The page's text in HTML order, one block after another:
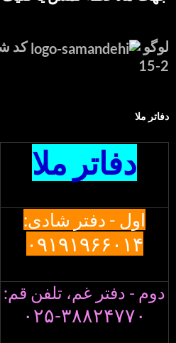
لوگو
2-15
دفاتر ملا
دفاتر ملا
اول - دفتر شادی:
۰۹۱۹۱۹۶۶۰۱۴
دوم - دفتر غم، تلفن قم:
۰۲۵-۳۸۸۲۴۷۷۰